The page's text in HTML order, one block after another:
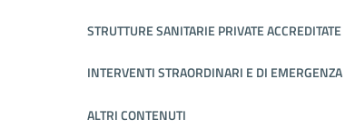
STRUTTURE SANITARIE PRIVATE ACCREDITATE
INTERVENTI STRAORDINARI E DI EMERGENZA
ALTRI CONTENUTI